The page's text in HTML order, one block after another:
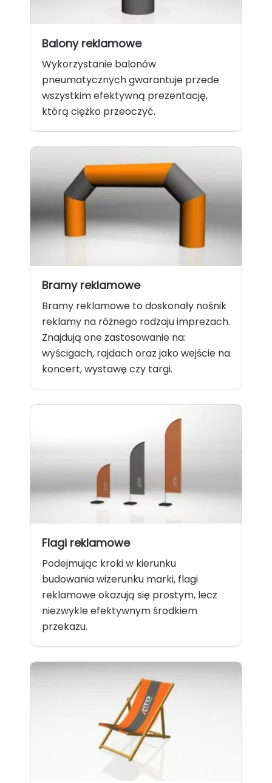
Balony reklamowe
Wykorzystanie balonów
pneumatycznych gwarantuje przede
wszystkim efektywną prezentację,
którą ciężko przeoczyć.
Bramy reklamowe
Bramy reklamowe to doskonały nośnik
reklamy na różnego rodzaju imprezach.
Znajdują one zastosowanie na:
wyścigach, rajdach oraz jako wejście na
koncert, wystawę czy targi.
Flagi reklamowe
Podejmując kroki w kierunku
budowania wizerunku marki, flagi
reklamowe okazują się prostym, lecz
niezwykle efektywnym środkiem
przekazu.